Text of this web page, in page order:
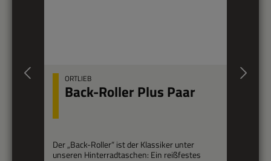
ORTLIEB
Back-Roller Plus Paar
Der „Back-Roller“ ist der Klassiker unter
unseren Hinterradtaschen: Ein reißfestes